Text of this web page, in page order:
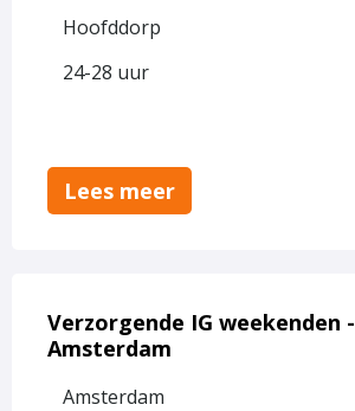
Hoofddorp
24-28 uur
Lees meer
kennis
vrijdag
Verzorgende IG weekenden -
Amsterdam
Amsterdam
meer
over